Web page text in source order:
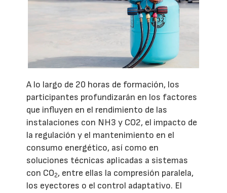
A lo largo de 20 horas de formación, los
participantes profundizarán en los factores
que influyen en el rendimiento de las
instalaciones con NH3 y CO2, el impacto de
la regulación y el mantenimiento en el
consumo energético, así como en
soluciones técnicas aplicadas a sistemas
con CO2, entre ellas la compresión paralela,
los eyectores o el control adaptativo. El